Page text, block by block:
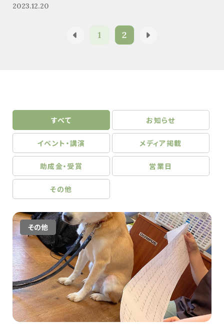
2023.12.20
1 2
すべて お知らせ
イベント・講演 メディア掲載
助成金・受賞 営業日
その他
その他